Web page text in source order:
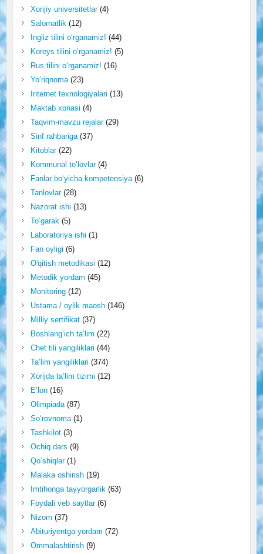
Xorijiy universitetlar(4)
Salomatlik (12)
Ingliz tilini o‘rganamiz! (44)
Koreys tilini o‘rganamiz! (5)
Rus tilini o‘rganamiz! (16)
Yo‘riqnoma(23)
Internet texnologiyalari (13)
Maktab xonasi (4)
Taqvim-mavzu rejalar(29)
Sinf rahbariga(37)
Kitoblar(22)
Kommunal to‘lovlar(4)
Fanlar bo‘yicha kompetensiya(6)
Tanlovlar(28)
Nazorat ishi (13)
To‘garak (5)
Laboratoriya ishi (1)
Fan oyligi (6)
O'qitish metodikasi (12)
Metodik yordam (45)
Monitoring(12)
Ustama / oylik maosh(146)
Milliy sertifikat(37)
Boshlang‘ich ta’lim (22)
Chet tili yangiliklari (44)
Ta’lim yangiliklari (374)
Xorijda ta’lim tizimi (12)
E’lon(16)
Olimpiada(87)
So‘rovnoma(1)
Tashkilot(3)
Ochiq dars (9)
Qo‘shiqlar(1)
Malaka oshirish(19)
Imtihonga tayyorgarlik (63)
Foydali veb saytlar(6)
Nizom (37)
Abituriyentga yordam (72)
Ommalashtirish(9)